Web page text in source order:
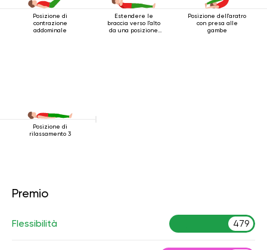
Posizione di
contrazione
addominale
Estendere le
braccia verso l'alto
da una posizione
Posizione dell'aratro
con presa alle
gambe
Posizione di
rilassamento 3
Premio
Flessibilità 479